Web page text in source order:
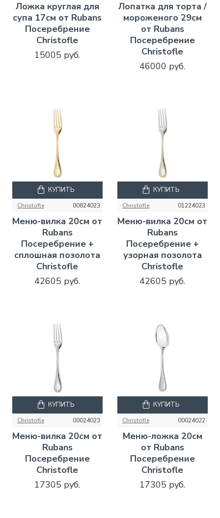
Ложка круглая для
супа 17см от Rubans
Посеребрение
Christofle
15005 руб.
Лопатка для торта /
мороженого 29см
от Rubans
Посеребрение
Christofle
46000 руб.
Christofle 00824023
Меню-вилка 20см от
Rubans
Посеребрение +
сплошная позолота
Christofle
42605 руб.
КУПИТЬ
Christofle 01224023
Меню-вилка 20см от
Rubans
Посеребрение +
узорная позолота
Christofle
42605 руб.
КУПИТЬ
Christofle 00024023
Меню-вилка 20см от
Rubans
Посеребрение
Christofle
17305 руб.
КУПИТЬ
Christofle 00024022
Меню-ложка 20см
от Rubans
Посеребрение
Christofle
17305 руб.
КУПИТЬ